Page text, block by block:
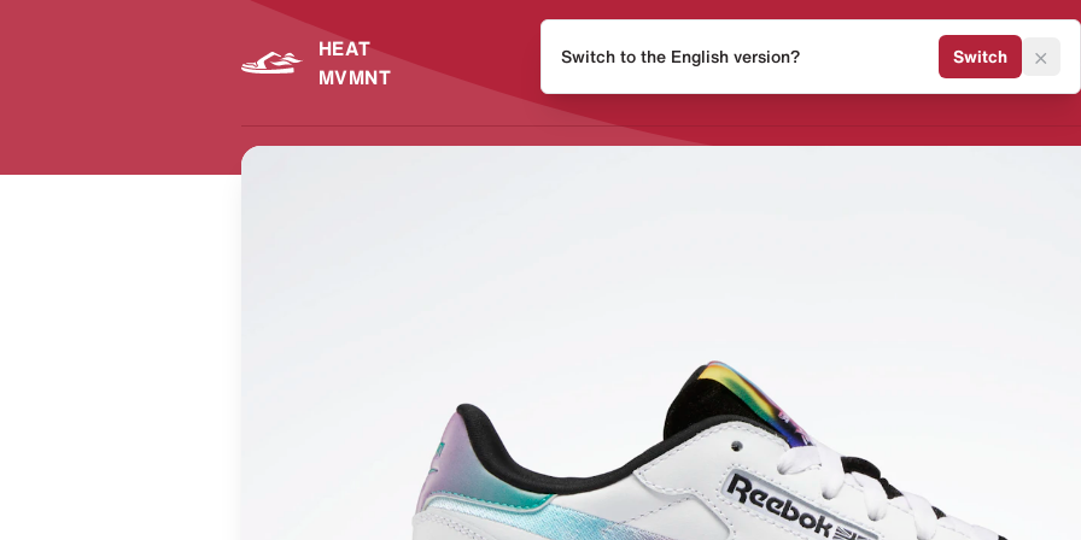
HEAT
MVMNT
Release Kalender Sneaker
Switch to the English version? Switch ×